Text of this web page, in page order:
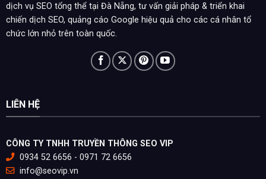
dịch vụ SEO tổng thể tại Đà Nẵng, tư vấn giải pháp & triển khai
chiến dịch SEO, quảng cáo Google hiệu quả cho các cá nhân tổ
chức lớn nhỏ trên toàn quốc.
LIÊN HỆ
CÔNG TY TNHH TRUYỀN THÔNG SEO VIP
0934 52 6656 - 0971 72 6656
info@seovip.vn